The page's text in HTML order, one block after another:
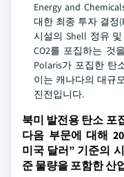
Energy and
대한 최종 투자 결정
시설의 Shell 정유
CO2를 포집하는 것
Polaris가 포집한 탄
이는 캐나다의 대규
진전입니다.
북미 발전용 탄소 포
다음 부문에 대해
미국 달러” 기준의
준 물량을 포함한 산